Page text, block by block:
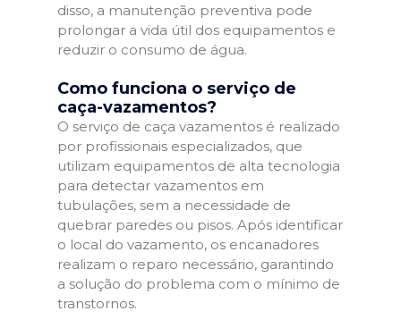
disso, a manutenção preventiva pode
prolongar a vida útil dos equipamentos e
reduzir o consumo de água.
Como funciona o serviço de
caça-vazamentos?
O serviço de caça vazamentos é realizado
por profissionais especializados, que
utilizam equipamentos de alta tecnologia
para detectar vazamentos em
tubulações, sem a necessidade de
quebrar paredes ou pisos. Após identificar
o local do vazamento, os encanadores
realizam o reparo necessário, garantindo
a solução do problema com o mínimo de
transtornos.